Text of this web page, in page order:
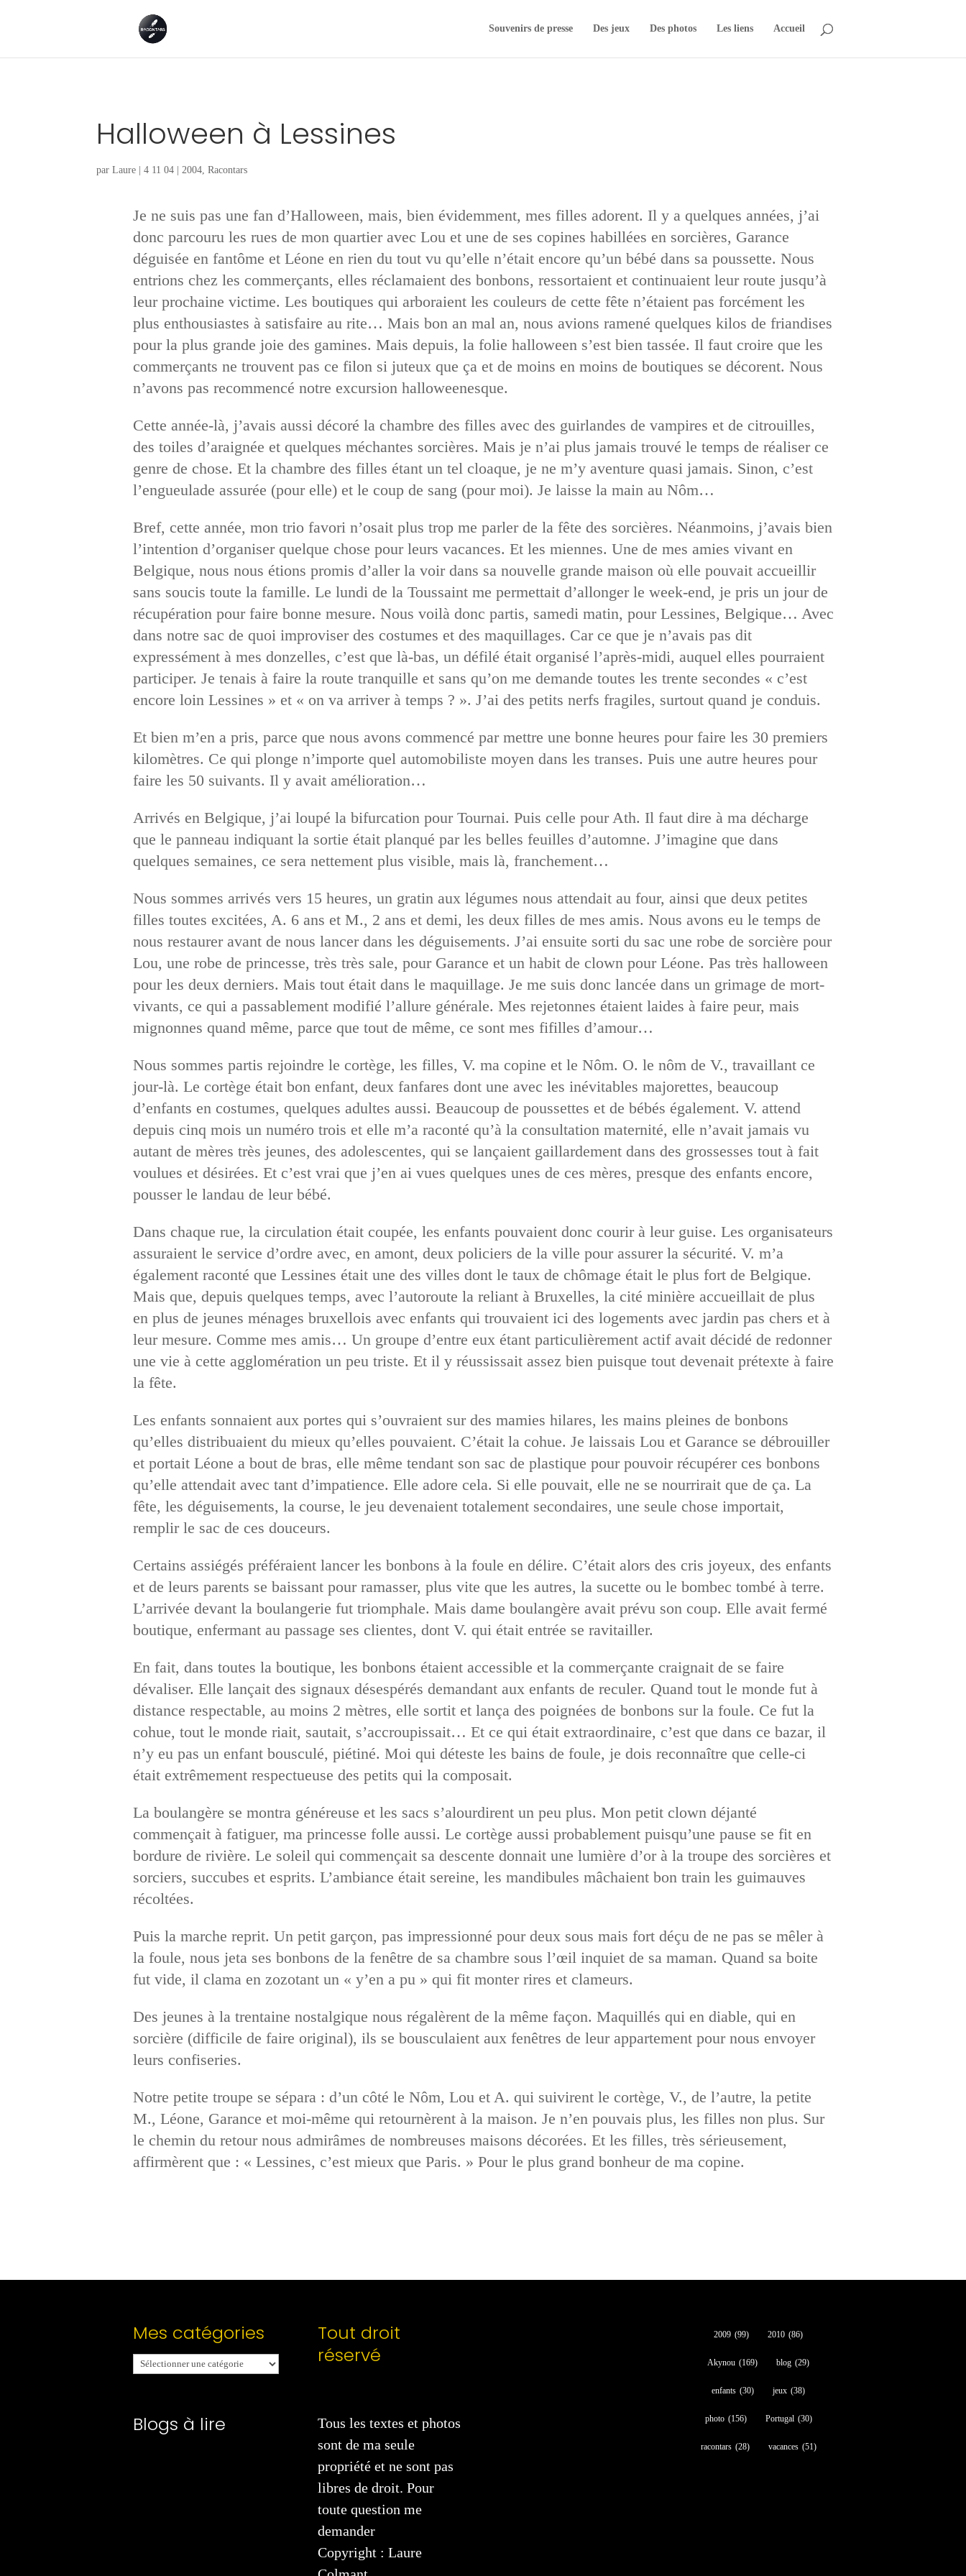
Souvenirs de presse Des jeux Des photos Les liens Accueil
Halloween à Lessines
parLaure |4 11 04 | 2004 ,Racontars
Je ne suis pas une fan d’Halloween, mais, bien évidemment, mes filles adorent. Il y a quelques années, j’ai
donc parcouru les rues de mon quartier avec Lou et une de ses copines habillées en sorcières, Garance
déguisée en fantôme et Léone en rien du tout vu qu’elle n’était encore qu’un bébé dans sa poussette. Nous
entrions chez les commerçants, elles réclamaient des bonbons, ressortaient et continuaient leur route jusqu’à
leur prochaine victime. Les boutiques qui arboraient les couleurs de cette fête n’étaient pas forcément les
plus enthousiastes à satisfaire au rite… Mais bon an mal an, nous avions ramené quelques kilos de friandises
pour la plus grande joie des gamines. Mais depuis, la folie halloween s’est bien tassée. Il faut croire que les
commerçants ne trouvent pas ce filon si juteux que ça et de moins en moins de boutiques se décorent. Nous
n’avons pas recommencé notre excursion halloweenesque.
Cette année-là, j’avais aussi décoré la chambre des filles avec des guirlandes de vampires et de citrouilles,
des toiles d’araignée et quelques méchantes sorcières. Mais je n’ai plus jamais trouvé le temps de réaliser ce
genre de chose. Et la chambre des filles étant un tel cloaque, je ne m’y aventure quasi jamais. Sinon, c’est
l’engueulade assurée (pour elle) et le coup de sang (pour moi). Je laisse la main au Nôm…
Bref, cette année, mon trio favori n’osait plus trop me parler de la fête des sorcières. Néanmoins, j’avais bien
l’intention d’organiser quelque chose pour leurs vacances. Et les miennes. Une de mes amies vivant en
Belgique, nous nous étions promis d’aller la voir dans sa nouvelle grande maison où elle pouvait accueillir
sans soucis toute la famille. Le lundi de la Toussaint me permettait d’allonger le week-end, je pris un jour de
récupération pour faire bonne mesure. Nous voilà donc partis, samedi matin, pour Lessines, Belgique… Avec
dans notre sac de quoi improviser des costumes et des maquillages. Car ce que je n’avais pas dit
expressément à mes donzelles, c’est que là-bas, un défilé était organisé l’après-midi, auquel elles pourraient
participer. Je tenais à faire la route tranquille et sans qu’on me demande toutes les trente secondes « c’est
encore loin Lessines » et « on va arriver à temps ? ». J’ai des petits nerfs fragiles, surtout quand je conduis.
Et bien m’en a pris, parce que nous avons commencé par mettre une bonne heures pour faire les 30 premiers
kilomètres. Ce qui plonge n’importe quel automobiliste moyen dans les transes. Puis une autre heures pour
faire les 50 suivants. Il y avait amélioration…
Arrivés en Belgique, j’ai loupé la bifurcation pour Tournai. Puis celle pour Ath. Il faut dire à ma décharge
que le panneau indiquant la sortie était planqué par les belles feuilles d’automne. J’imagine que dans
quelques semaines, ce sera nettement plus visible, mais là, franchement…
Nous sommes arrivés vers 15 heures, un gratin aux légumes nous attendait au four, ainsi que deux petites
filles toutes excitées, A. 6 ans et M., 2 ans et demi, les deux filles de mes amis. Nous avons eu le temps de
nous restaurer avant de nous lancer dans les déguisements. J’ai ensuite sorti du sac une robe de sorcière pour
Lou, une robe de princesse, très très sale, pour Garance et un habit de clown pour Léone. Pas très halloween
pour les deux derniers. Mais tout était dans le maquillage. Je me suis donc lancée dans un grimage de mort-
vivants, ce qui a passablement modifié l’allure générale. Mes rejetonnes étaient laides à faire peur, mais
mignonnes quand même, parce que tout de même, ce sont mes fifilles d’amour…
Nous sommes partis rejoindre le cortège, les filles, V. ma copine et le Nôm. O. le nôm de V., travaillant ce
jour-là. Le cortège était bon enfant, deux fanfares dont une avec les inévitables majorettes, beaucoup
d’enfants en costumes, quelques adultes aussi. Beaucoup de poussettes et de bébés également. V. attend
depuis cinq mois un numéro trois et elle m’a raconté qu’à la consultation maternité, elle n’avait jamais vu
autant de mères très jeunes, des adolescentes, qui se lançaient gaillardement dans des grossesses tout à fait
voulues et désirées. Et c’est vrai que j’en ai vues quelques unes de ces mères, presque des enfants encore,
pousser le landau de leur bébé.
Dans chaque rue, la circulation était coupée, les enfants pouvaient donc courir à leur guise. Les organisateurs
assuraient le service d’ordre avec, en amont, deux policiers de la ville pour assurer la sécurité. V. m’a
également raconté que Lessines était une des villes dont le taux de chômage était le plus fort de Belgique.
Mais que, depuis quelques temps, avec l’autoroute la reliant à Bruxelles, la cité minière accueillait de plus
en plus de jeunes ménages bruxellois avec enfants qui trouvaient ici des logements avec jardin pas chers et à
leur mesure. Comme mes amis… Un groupe d’entre eux étant particulièrement actif avait décidé de redonner
une vie à cette agglomération un peu triste. Et il y réussissait assez bien puisque tout devenait prétexte à faire
la fête.
Les enfants sonnaient aux portes qui s’ouvraient sur des mamies hilares, les mains pleines de bonbons
qu’elles distribuaient du mieux qu’elles pouvaient. C’était la cohue. Je laissais Lou et Garance se débrouiller
et portait Léone a bout de bras, elle même tendant son sac de plastique pour pouvoir récupérer ces bonbons
qu’elle attendait avec tant d’impatience. Elle adore cela. Si elle pouvait, elle ne se nourrirait que de ça. La
fête, les déguisements, la course, le jeu devenaient totalement secondaires, une seule chose importait,
remplir le sac de ces douceurs.
Certains assiégés préféraient lancer les bonbons à la foule en délire. C’était alors des cris joyeux, des enfants
et de leurs parents se baissant pour ramasser, plus vite que les autres, la sucette ou le bombec tombé à terre.
L’arrivée devant la boulangerie fut triomphale. Mais dame boulangère avait prévu son coup. Elle avait fermé
boutique, enfermant au passage ses clientes, dont V. qui était entrée se ravitailler.
En fait, dans toutes la boutique, les bonbons étaient accessible et la commerçante craignait de se faire
dévaliser. Elle lançait des signaux désespérés demandant aux enfants de reculer. Quand tout le monde fut à
distance respectable, au moins 2 mètres, elle sortit et lança des poignées de bonbons sur la foule. Ce fut la
cohue, tout le monde riait, sautait, s’accroupissait… Et ce qui était extraordinaire, c’est que dans ce bazar, il
n’y eu pas un enfant bousculé, piétiné. Moi qui déteste les bains de foule, je dois reconnaître que celle-ci
était extrêmement respectueuse des petits qui la composait.
La boulangère se montra généreuse et les sacs s’alourdirent un peu plus. Mon petit clown déjanté
commençait à fatiguer, ma princesse folle aussi. Le cortège aussi probablement puisqu’une pause se fit en
bordure de rivière. Le soleil qui commençait sa descente donnait une lumière d’or à la troupe des sorcières et
sorciers, succubes et esprits. L’ambiance était sereine, les mandibules mâchaient bon train les guimauves
récoltées.
Puis la marche reprit. Un petit garçon, pas impressionné pour deux sous mais fort déçu de ne pas se mêler à
la foule, nous jeta ses bonbons de la fenêtre de sa chambre sous l’œil inquiet de sa maman. Quand sa boite
fut vide, il clama en zozotant un « y’en a pu » qui fit monter rires et clameurs.
Des jeunes à la trentaine nostalgique nous régalèrent de la même façon. Maquillés qui en diable, qui en
sorcière (difficile de faire original), ils se bousculaient aux fenêtres de leur appartement pour nous envoyer
leurs confiseries.
Notre petite troupe se sépara : d’un côté le Nôm, Lou et A. qui suivirent le cortège, V., de l’autre, la petite
M., Léone, Garance et moi-même qui retournèrent à la maison. Je n’en pouvais plus, les filles non plus. Sur
le chemin du retour nous admirâmes de nombreuses maisons décorées. Et les filles, très sérieusement,
affirmèrent que : « Lessines, c’est mieux que Paris. » Pour le plus grand bonheur de ma copine.
Mes catégories
Mes
catégories
Blogs à lire
Tout droit
réservé
Tous les textes et photos
sont de ma seule
propriété et ne sont pas
libres de droit. Pour
toute question me
demander
Copyright : Laure
2009 (99) 2010 (86)
Akynou (169) blog (29)
enfants (30) jeux (38)
photo (156) Portugal (30)
racontars (28) vacances (51)